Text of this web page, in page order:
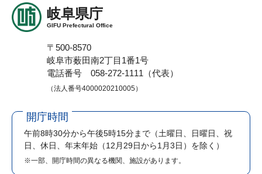
岐阜県庁
GIFU Prefectural Office
〒500-8570
岐阜市薮田南2丁目1番1号
電話番号 058-272-1111（代表）
（法人番号4000020210005）
開庁時間
午前8時30分から午後5時15分まで （土曜日、日曜日、祝
日、休日、年末年始（12月29日から1月3日）を除く）
※一部、開庁時間の異なる機関、施設があります。